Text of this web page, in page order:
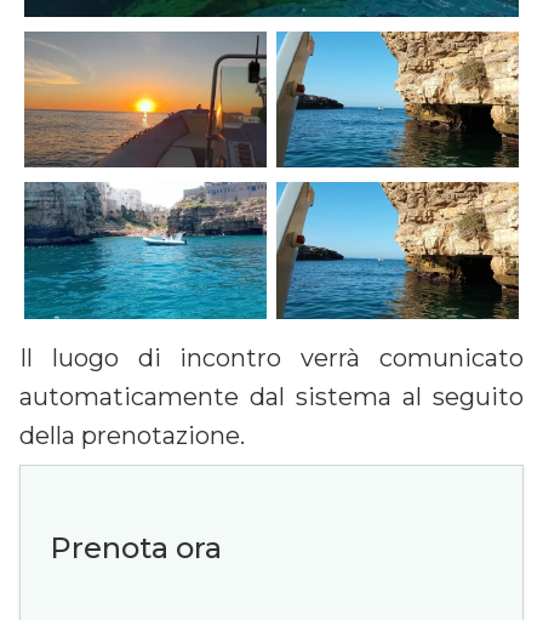
Il luogo di incontro verrà comunicato
automaticamente dal sistema al seguito
della prenotazione.
Prenota ora